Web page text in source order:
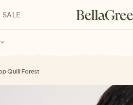
für Kinder
SALE
Quill Forest